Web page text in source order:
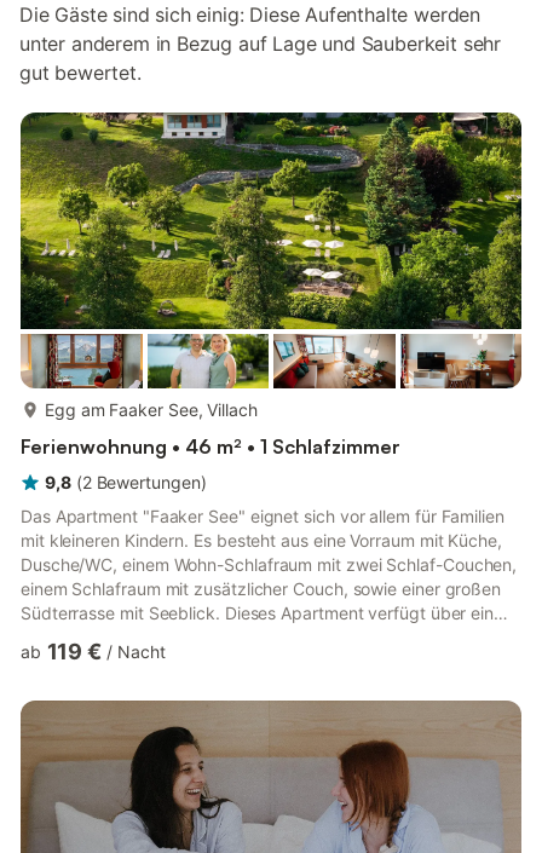
Die Gäste sind sich einig: Diese Aufenthalte werden
unter anderem in Bezug auf Lage und Sauberkeit sehr
gut bewertet.
Egg am Faaker See, Villach
Ferienwohnung • 46 m² • 1 Schlafzimmer
9,8 (2 Bewertungen)
Das Apartment "Faaker See" eignet sich vor allem für Familien
mit kleineren Kindern. Es besteht aus eine Vorraum mit Küche,
Dusche/WC, einem Wohn-Schlafraum mit zwei Schlaf-Couchen,
einem Schlafraum mit zusätzlicher Couch, sowie einer großen
Südterrasse mit Seeblick. Dieses Apartment verfügt über ein
Wohnzimmer mit Essbereich, Flat-Screen, Telefon, Stereo-
Vorraum mit umfassend ausgestatteter Küche sowie ein
Badezimmer mit Dusche und WC und einer großen südseitigen
Terrass...
ab 119 € / Nacht